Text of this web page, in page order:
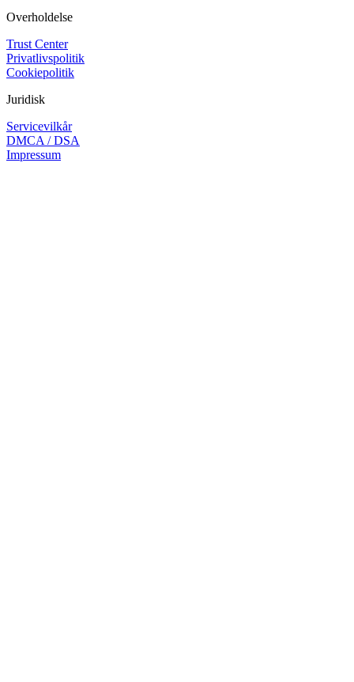
Overholdelse
Trust Center
Privatlivspolitik
Cookiepolitik
Juridisk
Servicevilkår
DMCA / DSA
Impressum